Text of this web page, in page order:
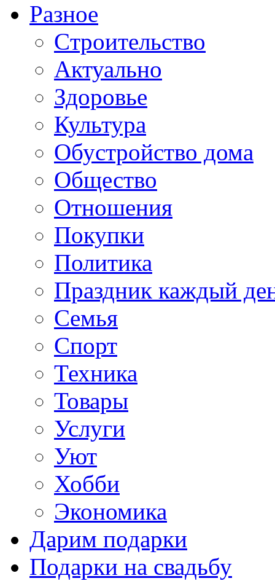
Разное
Cтроительство
Актуально
Здоровье
Культура
Обустройство дома
Общество
Отношения
Покупки
Политика
Праздник каждый
Семья
Спорт
Техника
Товары
Услуги
Уют
Хобби
Экономика
Дарим подарки
Подарки на свадьбу